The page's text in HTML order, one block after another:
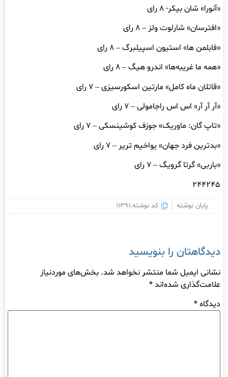
«آنورا» شان بیکر- ۸ رای
«افترسان» شارلوت ولز – ۸ رای
«فابلمن ها» استیون اسپیلبرگ – ۸ رای
«همه ما غریبه‌ها» اندرو هیگ – ۸ رای
«قاتلان ماه کامل» مارتین اسکورسیزی – ۷ رای
«آر آر آر» اس اس راجامولی – ۷ رای
«تاپ گان: ماوریک» جوزف کوشینسکی – ۷ رای
«بدترین فرد جهان» یواخیم تریر – ۷ رای
«باربی» گرتا گرویگ – ۷ رای
۲۴۴۲۴۵
پایان نوشته کد نوشته:11391
دیدگاهتان را بنویسید
نشانی ایمیل شما منتشر نخواهد شد. بخش‌های موردنیاز
علامت‌گذاری شده‌اند*
دیدگاه*